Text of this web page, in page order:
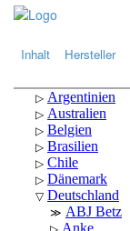
Inhalt Hersteller